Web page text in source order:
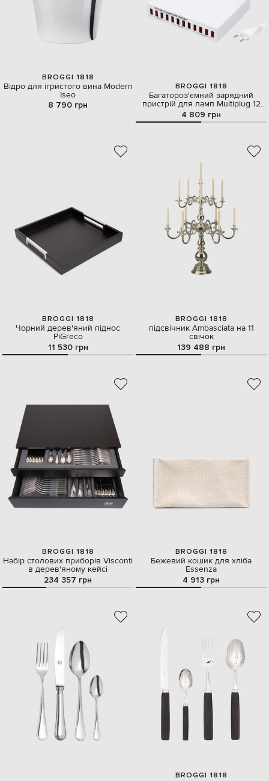
BROGGI 1818
Відро для ігристого вина Modern
Iseo
8 790 грн
BROGGI 1818
Багатороз'ємний зарядний
пристрій для ламп Multiplug 12
USB
4 809 грн
BROGGI 1818
Чорний дерев'яний піднос
PiGreco
11 530 грн
BROGGI 1818
підсвічник Ambasciata на 11
свічок
139 488 грн
BROGGI 1818
Набір столових приборів Visconti
в дерев'яному кейсі
234 357 грн
BROGGI 1818
Бежевий кошик для хліба
Essenza
4 913 грн
BROGGI 1818